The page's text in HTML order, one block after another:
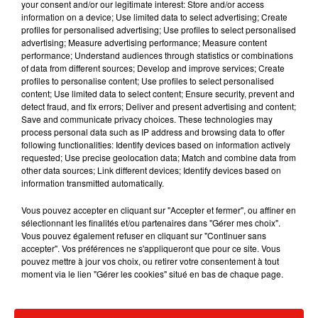
Musique
7 août 2026
Julien Lieb s’essaye à la vie de chatelain
dans son nouveau clip
7 août 2026
Madonna sort enfin le remix de « Love
Sensation » avec Kylie Minogue
Tayc et Didi B dévoilent le single le plus
your consent and/or our legitimate interest: Store and/or access
information on a device; Use limited data to select advertising; Create
profiles for personalised advertising; Use profiles to select personalised
advertising; Measure advertising performance; Measure content
performance; Understand audiences through statistics or combinations
of data from different sources; Develop and improve services; Create
profiles to personalise content; Use profiles to select personalised
content; Use limited data to select content; Ensure security, prevent and
detect fraud, and fix errors; Deliver and present advertising and content;
Save and communicate privacy choices. These technologies may
process personal data such as IP address and browsing data to offer
following functionalities: Identify devices based on information actively
requested; Use precise geolocation data; Match and combine data from
other data sources; Link different devices; Identify devices based on
information transmitted automatically.
Vous pouvez accepter en cliquant sur "Accepter et fermer", ou affiner en
sélectionnant les finalités et/ou partenaires dans "Gérer mes choix".
Vous pouvez également refuser en cliquant sur "Continuer sans
accepter". Vos préférences ne s'appliqueront que pour ce site. Vous
pouvez mettre à jour vos choix, ou retirer votre consentement à tout
moment via le lien "Gérer les cookies" situé en bas de chaque page.